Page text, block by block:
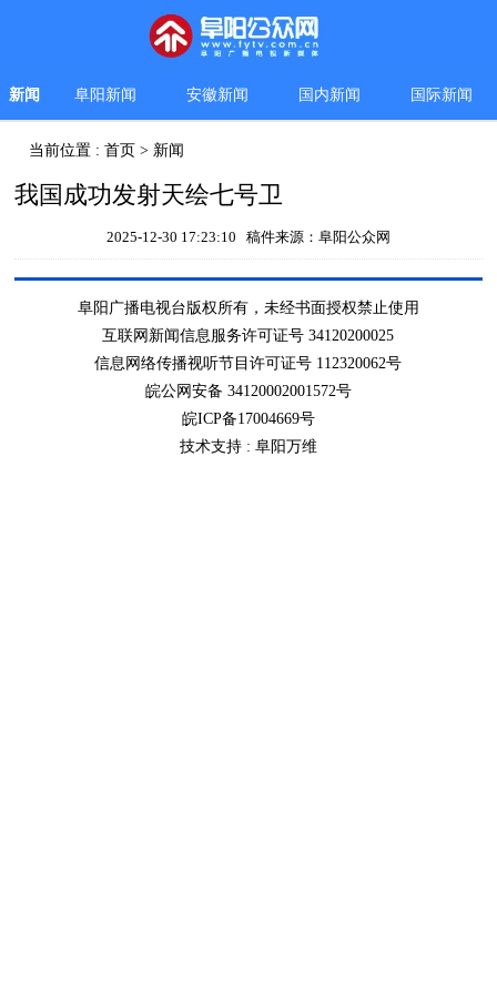
新闻 阜阳新闻 安徽新闻 国内新闻 国际新闻
当前位置 :首页 > 新闻
我国成功发射天绘七号卫
2025-12-30 17:23:10 稿件来源：阜阳公众网
阜阳广播电视台版权所有，未经书面授权禁止使用
互联网新闻信息服务许可证号 34120200025
信息网络传播视听节目许可证号 112320062号
皖公网安备 34120002001572号
皖ICP备17004669号
技术支持 : 阜阳万维